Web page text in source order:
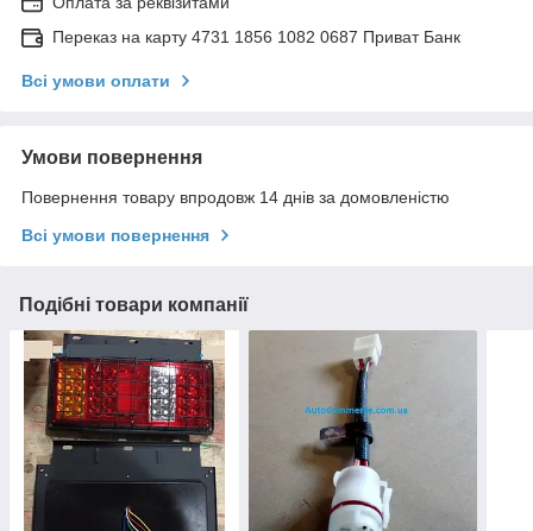
Переказ на карту 4731 1856 1082 0687 Приват Банк
Всі умови оплати
Умови повернення
Повернення товару впродовж 14 днів за домовленістю
Всі умови повернення
Подібні товари компанії